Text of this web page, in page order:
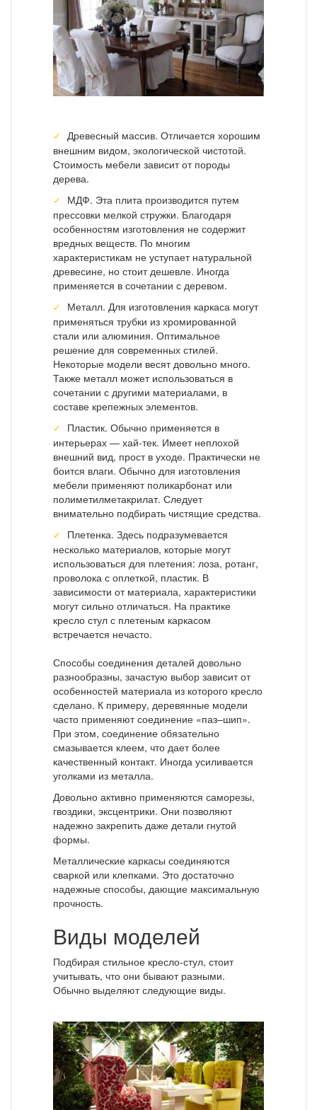
Древесный массив. Отличается хорошим
внешним видом, экологической чистотой.
Стоимость мебели зависит от породы
дерева.
МДФ. Эта плита производится путем
прессовки мелкой стружки. Благодаря
особенностям изготовления не содержит
вредных веществ. По многим
характеристикам не уступает натуральной
древесине, но стоит дешевле. Иногда
применяется в сочетании с деревом.
Металл. Для изготовления каркаса могут
применяться трубки из хромированной
стали или алюминия. Оптимальное
решение для современных стилей.
Некоторые модели весят довольно много.
Также металл может использоваться в
сочетании с другими материалами, в
составе крепежных элементов.
Пластик. Обычно применяется в
интерьерах — хай-тек. Имеет неплохой
внешний вид, прост в уходе. Практически не
боится влаги. Обычно для изготовления
мебели применяют поликарбонат или
полиметилметакрилат. Следует
внимательно подбирать чистящие средства.
Плетенка. Здесь подразумевается
несколько материалов, которые могут
использоваться для плетения: лоза, ротанг,
проволока с оплеткой, пластик. В
зависимости от материала, характеристики
могут сильно отличаться. На практике
кресло стул с плетеным каркасом
встречается нечасто.
Способы соединения деталей довольно
разнообразны, зачастую выбор зависит от
особенностей материала из которого кресло
сделано. К примеру, деревянные модели
часто применяют соединение «паз–шип».
При этом, соединение обязательно
смазывается клеем, что дает более
качественный контакт. Иногда усиливается
уголками из металла.
Довольно активно применяются саморезы,
гвоздики, эксцентрики. Они позволяют
надежно закрепить даже детали гнутой
формы.
Металлические каркасы соединяются
сваркой или клепками. Это достаточно
надежные способы, дающие максимальную
прочность.
Виды моделей
Подбирая стильное кресло-стул, стоит
учитывать, что они бывают разными.
Обычно выделяют следующие виды.